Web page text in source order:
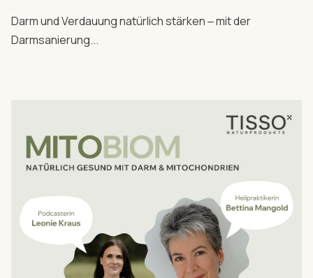
Darm und Verdauung natürlich stärken ‒ mit der
Darmsanierung...